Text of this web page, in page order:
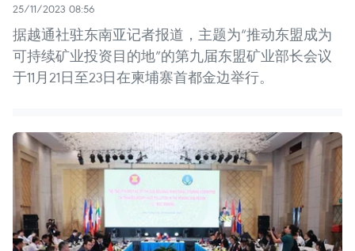
25/11/2023 08:56
据越通社驻东南亚记者报道，主题为“推动东盟成为
可持续矿业投资目的地”的第九届东盟矿业部长会议
于11月21日至23日在柬埔寨首都金边举行。